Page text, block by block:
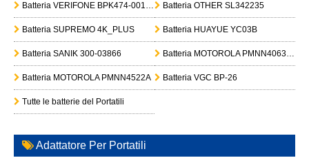
Batteria VERIFONE BPK474-001-01-A Batteria OTHER SL342235
Batteria SUPREMO 4K_PLUS Batteria HUAYUE YC03B
Batteria SANIK 300-03866 Batteria MOTOROLA PMNN4063BRC
Batteria MOTOROLA PMNN4522A Batteria VGC BP-26
Tutte le batterie del Portatili
Adattatore Per Portatili